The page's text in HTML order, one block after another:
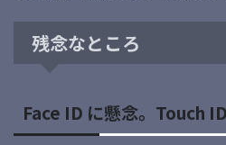
残念なところ
Face ID に懸念。Touch